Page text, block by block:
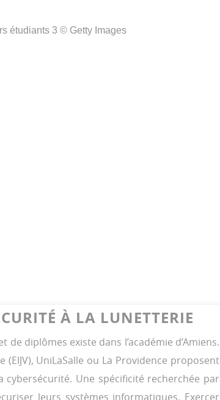
À LA LUNETTERIE
diplômes existe dans l’académie d’Amiens.
(EIJV), UniLaSalle ou La Providence proposent
Une spécificité recherchée par
leurs systèmes informatiques. Exercer